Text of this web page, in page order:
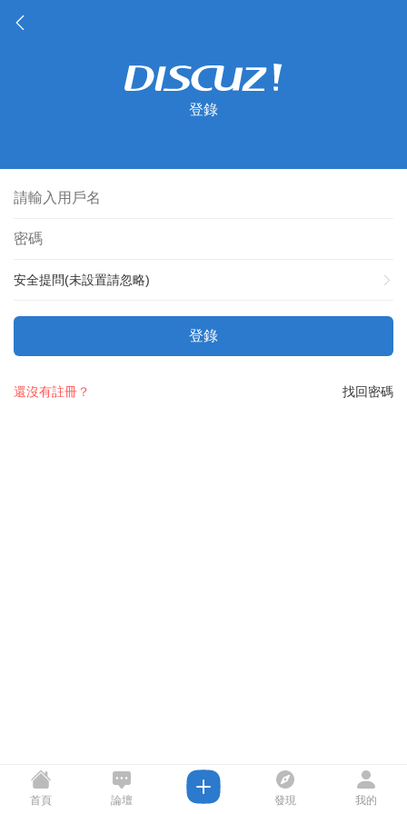
登錄
安全提問(未設置請忽略)
登錄
找回密碼
還沒有註冊？
首頁 論壇 發現 我的